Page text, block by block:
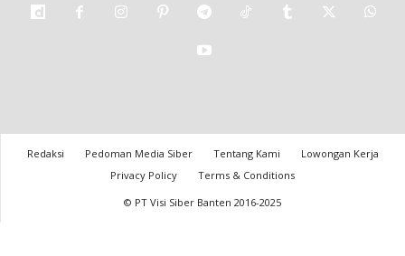
Redaksi Pedoman Media Siber Tentang Kami
Lowongan Kerja
Privacy Policy
Terms & Conditions
© PT Visi Siber Banten 2016-2025